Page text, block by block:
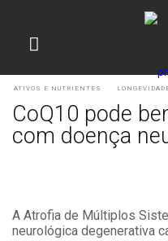
ATIVOS E NUTRIENTES
CoQ10 pode
com doença
A Atrofia de Múltiplos
neurológica degenerativa